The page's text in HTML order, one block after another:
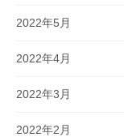
2022年5月
2022年4月
2022年3月
2022年2月